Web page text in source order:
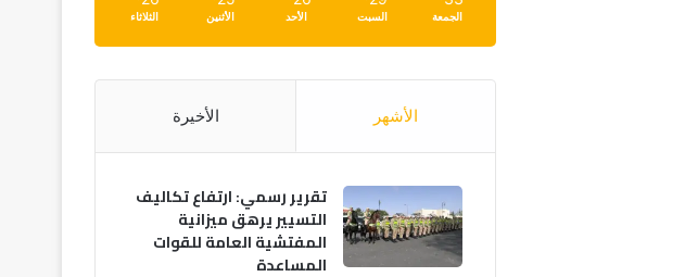
الجمعة السبت الأحد الأثنين الثلاثاء
الأشهر الأخيرة
تقرير رسمي: ارتفاع تكاليف
التسيير يرهق ميزانية
المفتشية العامة للقوات
المساعدة